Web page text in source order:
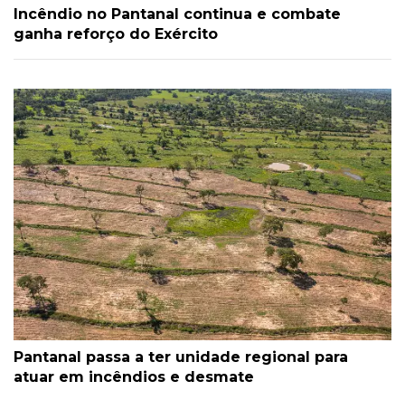
Incêndio no Pantanal continua e combate
ganha reforço do Exército
Pantanal passa a ter unidade regional para
atuar em incêndios e desmate